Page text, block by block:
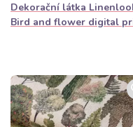
Dekorační látka
Bird and flower digital